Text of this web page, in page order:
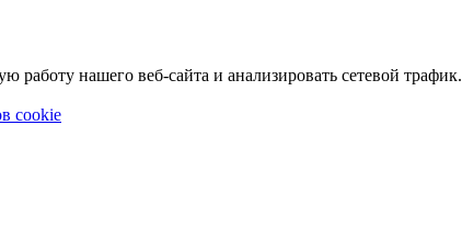
нашего веб-сайта и анализировать сетевой трафик.
cookie